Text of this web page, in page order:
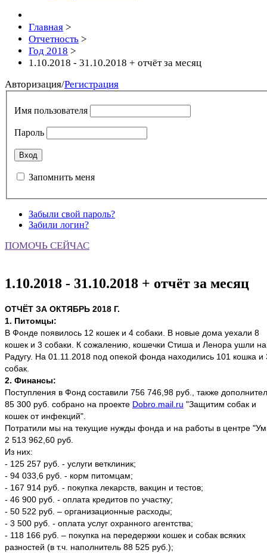
Главная >
Отчетность >
Год 2018 >
1.10.2018 - 31.10.2018 + отчёт за месяц
Авторизация/Регистрация
Имя пользователя
Пароль
Запомнить меня
Забыли свой пароль?
Забили логин?
ПОМОЧЬ СЕЙЧАС
1.10.2018 - 31.10.2018 + отчёт за месяц
ОТЧЁТ ЗА ОКТЯБРЬ 2018 Г.
1. Питомцы:
В Фонде появилось 12 кошек и 4 собаки. В новые дома уехали 8
кошек и 3 собаки. К сожалению, кошечки Стиша и Ленора ушли на
Радугу. На 01.11.2018 под опекой фонда находились 101 кошка и
собак.
2. Финансы:
Поступления в Фонд составили 756 746,98 руб., также
85 300 руб. собрано на проекте Dobro.mail.ru "Защитим собак и
кошек от инфекций".
Потратили мы на текущие нужды фонда и на работы в центре
2 513 962,60 руб.
Из них:
- 125 257 руб. - услуги ветклиник;
- 94 033,6 руб. - корм питомцам;
- 167 914 руб. - покупка лекарств, вакцин и тестов;
- 46 900 руб. - оплата кредитов по участку;
- 50 522 руб. – организационные расходы;
- 3 500 руб. - оплата услуг охранного агентства;
- 118 166 руб. – покупка на передержки кошек и собак всяких
разностей (в т.ч. наполнитель 88 525 руб.);